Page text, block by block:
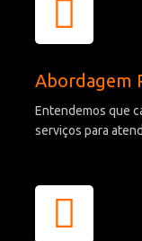
Abordagem
Entendemos que
serviços para